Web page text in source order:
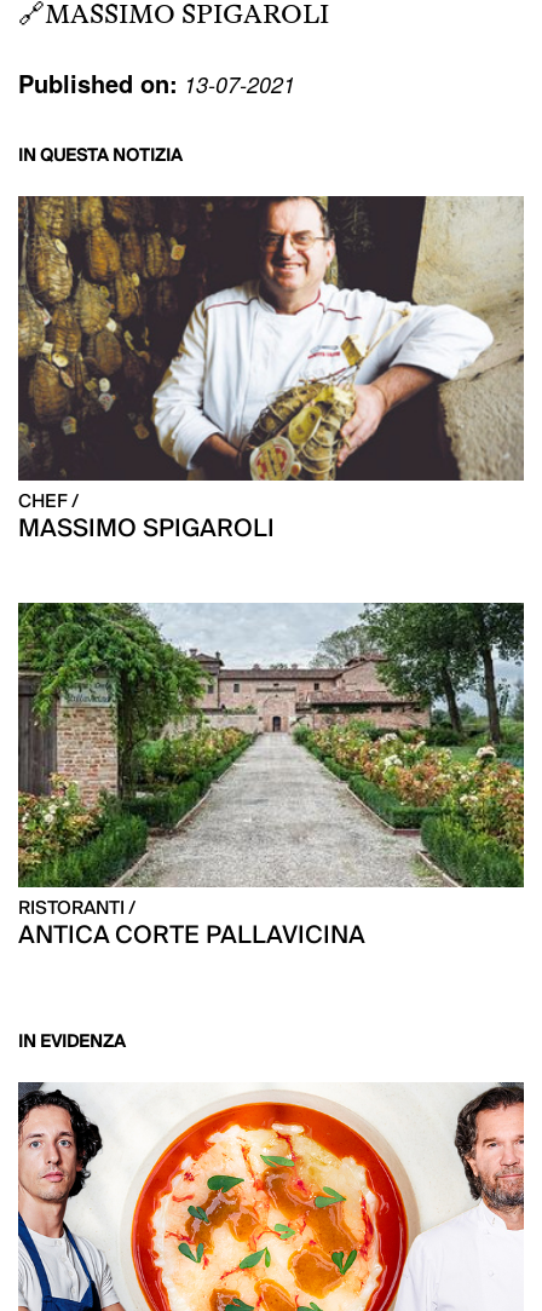
🔗MASSIMO SPIGAROLI
Published on: 13-07-2021
IN QUESTA NOTIZIA
CHEF /
MASSIMO SPIGAROLI
RISTORANTI /
ANTICA CORTE PALLAVICINA
IN EVIDENZA